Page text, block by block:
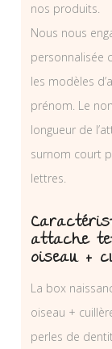
nos produits.
Nous nous
personnalisée
les modèles
prénom. Le
longueur de
surnom court
lettres.
attache
oiseau +
La box
oiseau +
perles de